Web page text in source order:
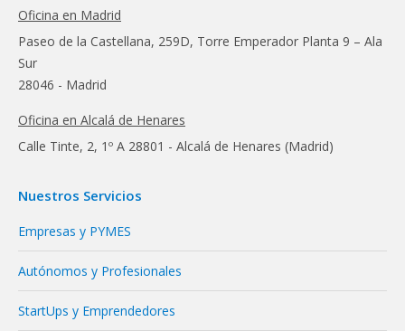
Oficina en Madrid
Paseo de la Castellana, 259D, Torre Emperador Planta 9 – Ala
Sur
28046 - Madrid
Oficina en Alcalá de Henares
Calle Tinte, 2, 1º A 28801 - Alcalá de Henares (Madrid)
Nuestros Servicios
Empresas y PYMES
Autónomos y Profesionales
StartUps y Emprendedores